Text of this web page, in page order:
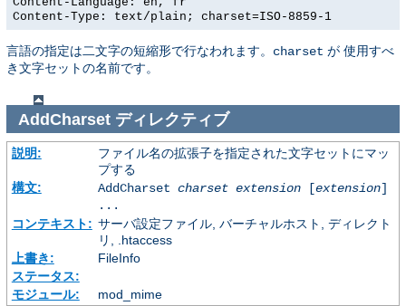
Content-Type: text/plain; charset=ISO-8859-1
言語の指定は二文字の短縮形で行なわれます。 charset が 使用すべ
き文字セットの名前です。
AddCharsetディレクティブ
説明:
ファイル名の拡張子を指定された文字セットにマッ
プする
構文:
AddCharset charset extension[extension]
...
コンテキスト: サーバ設定ファイル, バーチャルホスト, ディレクト
リ, .htaccess
上書き:
FileInfo
ステータス:
モジュール:
mod_mime